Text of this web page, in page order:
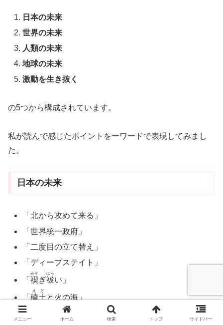
日本の未来
世界の未来
人類の未来
地球の未来
激動を生き抜く
の5つから構成されています。
私が読んで感じたポイントをーワードで表現してみまし
た。
日本の未来
「北から攻めて来る」
「世界統一政府」
「二度目の立て替え」
「ディープステイト」
「禊
みそ
ぎ祓
はら
い」
「穢土
えど
と火の海」
「神仕組み」
メニュー ホーム 検索 トップ サイドバー